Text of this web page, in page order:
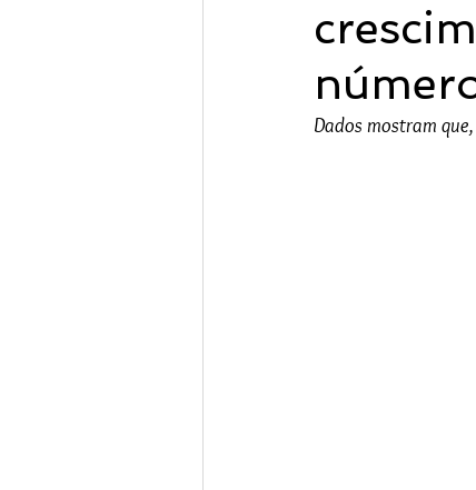
Dados mostram